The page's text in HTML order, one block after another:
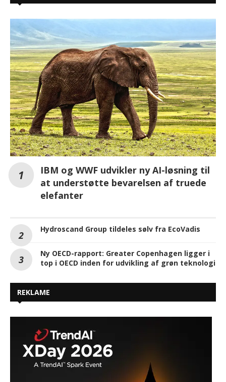
IBM og WWF udvikler ny AI-løsning til
at understøtte bevarelsen af truede
elefanter
Hydroscand Group tildeles sølv fra EcoVadis
Ny OECD-rapport: Greater Copenhagen ligger i
top i OECD inden for udvikling af grøn teknologi
REKLAME